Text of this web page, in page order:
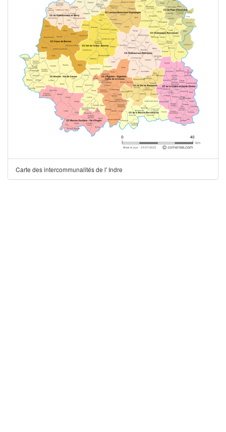
Carte des intercommunalités de l' Indre